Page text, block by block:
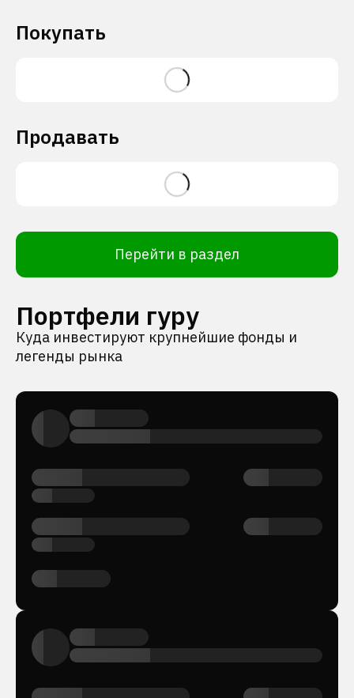
Покупать
Продавать
Перейти в раздел
Портфели гуру
Куда инвестируют крупнейшие фонды и
легенды рынка